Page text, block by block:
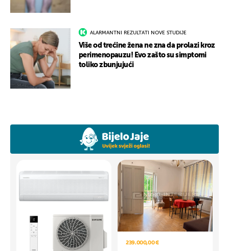
ALARMANTNI REZULTATI NOVE STUDIJE
Više od trećine žena ne zna da prolazi kroz
perimenopauzu! Evo zašto su simptomi
toliko zbunjujući
239.000,00 €